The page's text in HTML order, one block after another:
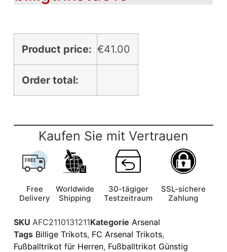
Product price: €41.00
Order total:
Kaufen Sie mit Vertrauen
Free
Delivery
Worldwide
Shipping
30-tägiger
Testzeitraum
SSL-sichere
Zahlung
SKU AFC2110131211Kategorie Arsenal
Tags Billige Trikots, FC Arsenal Trikots,
Fußballtrikot für Herren, Fußballtrikot Günstig